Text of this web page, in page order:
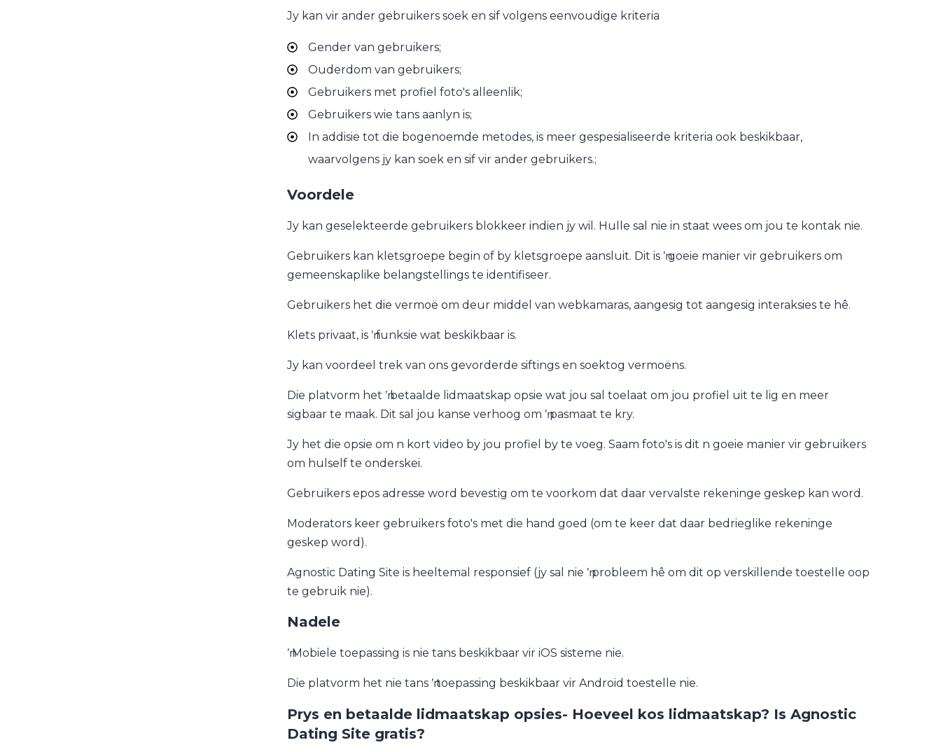
Jy kan vir ander gebruikers soek en sif volgens eenvoudige kriteria
Gender van gebruikers;
Ouderdom van gebruikers;
Gebruikers met profiel foto's alleenlik;
Gebruikers wie tans aanlyn is;
In addisie tot die bogenoemde metodes, is meer gespesialiseerde kriteria ook beskikbaar,
waarvolgens jy kan soek en sif vir ander gebruikers.;
Voordele
Jy kan geselekteerde gebruikers blokkeer indien jy wil. Hulle sal nie in staat wees om jou te kontak nie.
Gebruikers kan kletsgroepe begin of by kletsgroepe aansluit. Dit is ŉ goeie manier vir gebruikers om
gemeenskaplike belangstellings te identifiseer.
Gebruikers het die vermoë om deur middel van webkamaras, aangesig tot aangesig interaksies te hê.
Klets privaat, is ŉ funksie wat beskikbaar is.
Jy kan voordeel trek van ons gevorderde siftings en soektog vermoëns.
Die platvorm het ŉ betaalde lidmaatskap opsie wat jou sal toelaat om jou profiel uit te lig en meer
sigbaar te maak. Dit sal jou kanse verhoog om ŉ pasmaat te kry.
Jy het die opsie om n kort video by jou profiel by te voeg. Saam foto's is dit n goeie manier vir gebruikers
om hulself te onderskei.
Gebruikers epos adresse word bevestig om te voorkom dat daar vervalste rekeninge geskep kan word.
Moderators keer gebruikers foto's met die hand goed (om te keer dat daar bedrieglike rekeninge
geskep word).
Agnostic Dating Site is heeltemal responsief (jy sal nie ŉ probleem hê om dit op verskillende toestelle oop
te gebruik nie).
Nadele
ŉ Mobiele toepassing is nie tans beskikbaar vir iOS sisteme nie.
Die platvorm het nie tans ŉ toepassing beskikbaar vir Android toestelle nie.
Prys en betaalde lidmaatskap opsies- Hoeveel kos lidmaatskap? Is Agnostic
Dating Site gratis?